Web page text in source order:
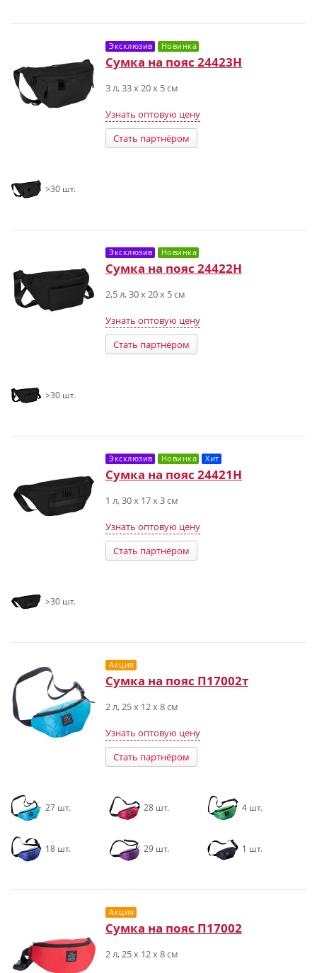
Эксклюзив Новинка
Сумка на пояс 24423H
3 л, 33 х 20 х 5 см
Узнать оптовую цену
Стать партнёром
>30 шт.
Эксклюзив Новинка
Сумка на пояс 24422H
2,5 л, 30 х 20 х 5 см
Узнать оптовую цену
Стать партнёром
>30 шт.
Эксклюзив Новинка Хит
Сумка на пояс 24421H
1 л, 30 х 17 х 3 см
Узнать оптовую цену
Стать партнёром
>30 шт.
Акция
Сумка на пояс П17002т
2 л, 25 x 12 x 8 см
Узнать оптовую цену
Стать партнёром
27 шт. 28 шт. 4 шт.
18 шт. 29 шт. 1 шт.
Акция
Сумка на пояс П17002
2 л, 25 x 12 x 8 см